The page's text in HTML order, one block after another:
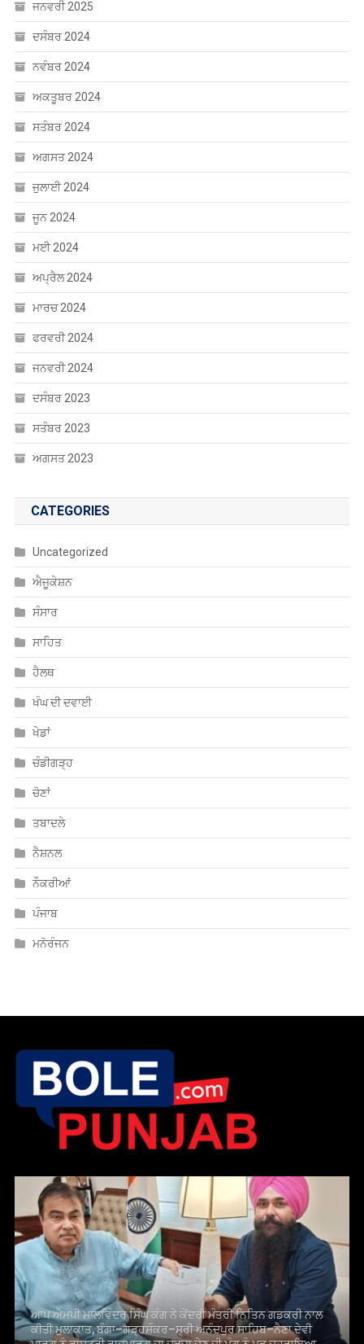
ਜੂਨ 2024
ਮਈ 2024
ਅਪ੍ਰੈਲ 2024
ਮਾਰਚ 2024
ਫਰਵਰੀ 2024
ਜਨਵਰੀ 2024
ਦਸੰਬਰ 2023
ਸਤੰਬਰ 2023
ਅਗਸਤ 2023
CATEGORIES
Uncategorized
ਐਜੂਕੇਸ਼ਨ
ਸੰਸਾਰ
ਸਾਹਿਤ
ਖੰਘ ਦੀ ਦਵਾਈ
ਖੇਡਾਂ
ਚੰਡੀਗੜ੍ਹ
ਚੋਣਾਂ
ਤਬਾਦਲੇ
ਨੈਸ਼ਨਲ
ਨੌਕਰੀਆਂ
ਪੰਜਾਬ
ਮਨੋਰੰਜਨ
ਆਪ ਐਮਪੀ ਮਾਲਵਿੰਦਰ ਸਿੰਘ ਕੰਗ ਨੇ ਕੇਂਦਰੀ ਮੰਤਰੀ ਨਿਤਿਨ ਗਡਕਰੀ ਨਾਲ
ਕੀਤੀ ਮੁਲਾਕਾਤ, ਬੰਗਾ–ਗੜ੍ਹਸ਼ੰਕਰ–ਸ੍ਰੀ ਅਨੰਦਪੁਰ ਸਾਹਿਬ–ਨੈਣਾ ਦੇਵੀ